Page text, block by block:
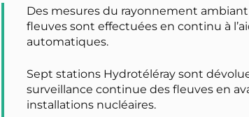
Des mesures du rayonnement
fleuves sont effectuées en continu à
automatiques.
Sept stations Hydrotéléray sont
surveillance continue des fleuves en
installations nucléaires.